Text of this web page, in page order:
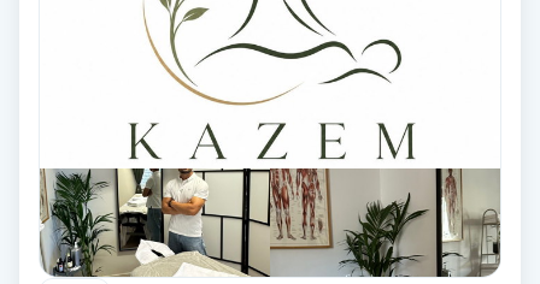
Singelfransar
Sjukgymnastik